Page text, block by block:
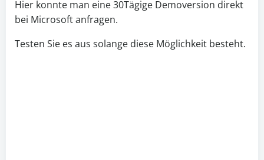
Hier konnte man eine 30Tägige Demoversion direkt
bei Microsoft anfragen.
Testen Sie es aus solange diese Möglichkeit besteht.